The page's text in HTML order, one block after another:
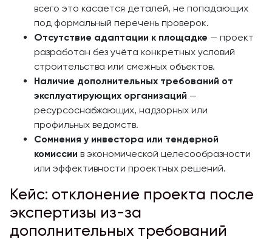
всего это касается деталей, не попадающих
под формальный перечень проверок.
Отсутствие адаптации к площадке — проект
разработан без учёта конкретных условий
строительства или смежных объектов.
Наличие дополнительных требований от
эксплуатирующих организаций —
ресурсоснабжающих, надзорных или
профильных ведомств.
Сомнения у инвестора или тендерной
комиссии в экономической целесообразности
или эффективности проектных решений.
Кейс: отклонение проекта после
экспертизы из-за
дополнительных требований